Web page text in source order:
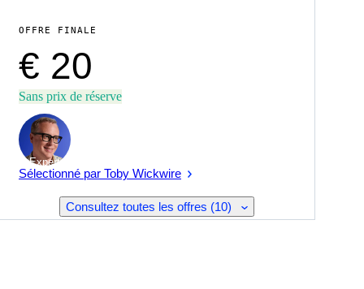
OFFRE FINALE
€ 20
Sans prix de réserve
Expert
Sélectionné par Toby Wickwire
Consultez toutes les offres (10)